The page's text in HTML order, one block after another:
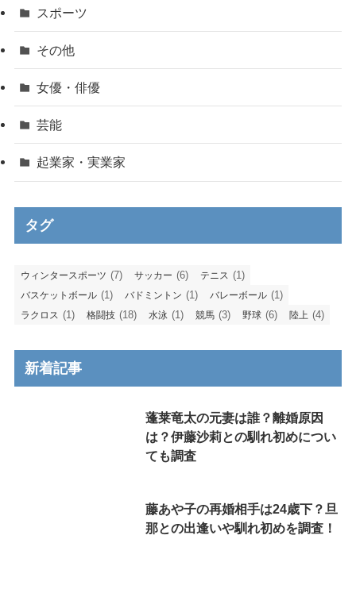
スポーツ
その他
女優・俳優
芸能
起業家・実業家
タグ
ウィンタースポーツ (7) サッカー (6) テニス (1)
バスケットボール (1) バドミントン (1) バレーボール (1)
ラクロス (1) 格闘技 (18) 水泳 (1) 競馬 (3) 野球 (6) 陸上 (4)
新着記事
蓬莱竜太の元妻は誰？離婚原因
は？伊藤沙莉との馴れ初めについ
ても調査
藤あや子の再婚相手は24歳下？旦
那との出逢いや馴れ初めを調査！